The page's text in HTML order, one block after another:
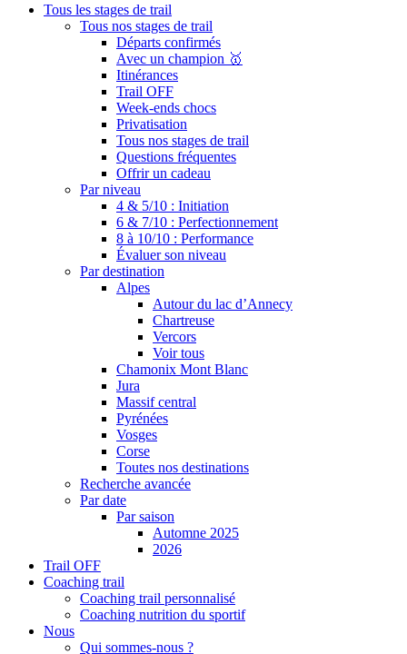
Tous les stages de trail
Tous nos stages de trail
Départs confirmés
Avec un champion 🥇
Itinérances
Trail OFF
Week-ends chocs
Privatisation
Tous nos stages de trail
Questions fréquentes
Offrir un cadeau
Par niveau
4 & 5/10 : Initiation
6 & 7/10 : Perfectionnement
8 à 10/10 : Performance
Évaluer son niveau
Par destination
Alpes
Autour du lac d’Annecy
Chartreuse
Vercors
Voir tous
Chamonix Mont Blanc
Jura
Massif central
Pyrénées
Vosges
Corse
Toutes nos destinations
Recherche avancée
Par date
Par saison
Automne 2025
2026
Trail OFF
Coaching trail
Coaching trail personnalisé
Coaching nutrition du sportif
Nous
Qui sommes-nous ?